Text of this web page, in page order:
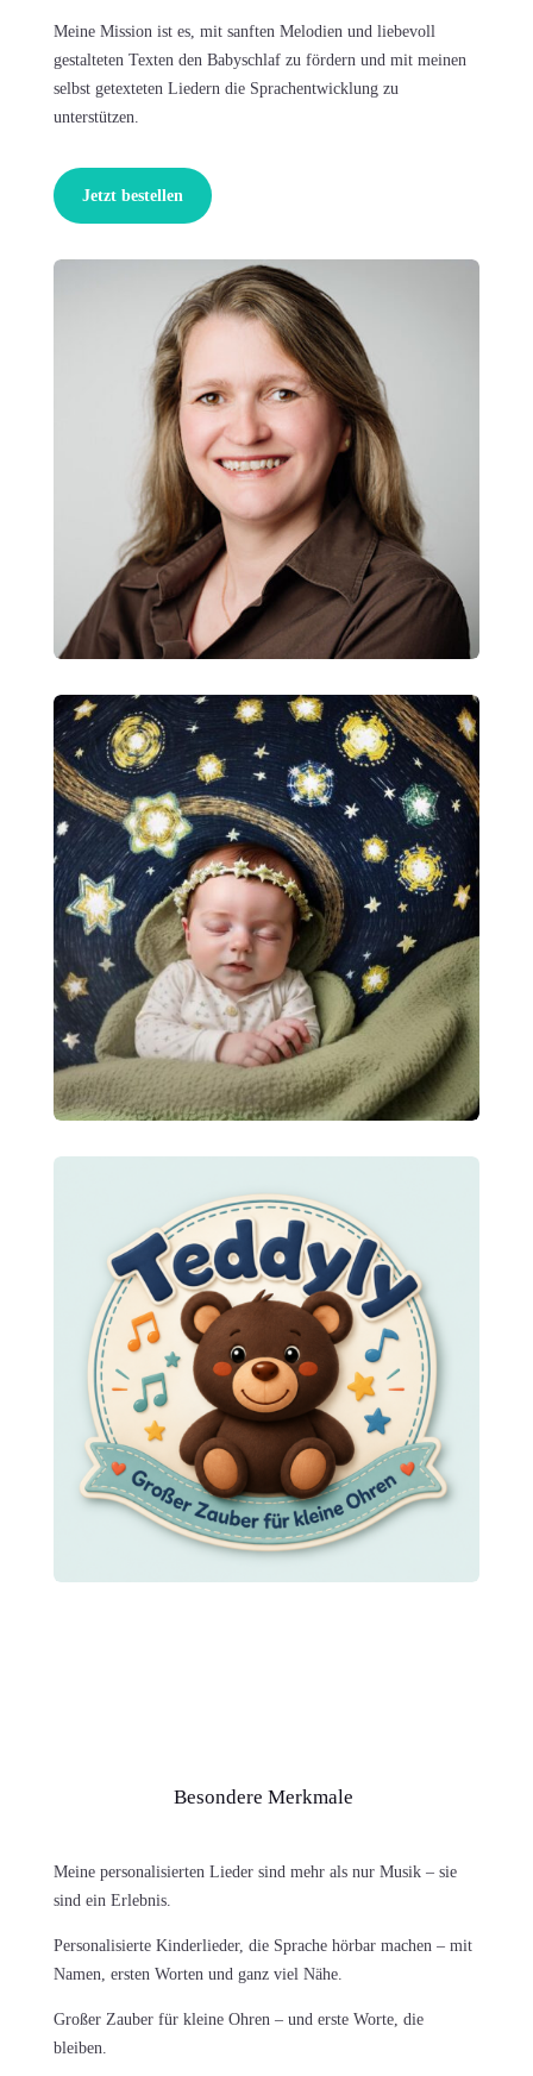
Meine Mission ist es, mit sanften Melodien und liebevoll
gestalteten Texten den Babyschlaf zu fördern und mit meinen
selbst getexteten Liedern die Sprachentwicklung zu
unterstützen.
Jetzt bestellen
Besondere Merkmale
Meine personalisierten Lieder sind mehr als nur Musik – sie
sind ein Erlebnis.
Personalisierte Kinderlieder, die Sprache hörbar machen – mit
Namen, ersten Worten und ganz viel Nähe.
Großer Zauber für kleine Ohren – und erste Worte, die
bleiben.